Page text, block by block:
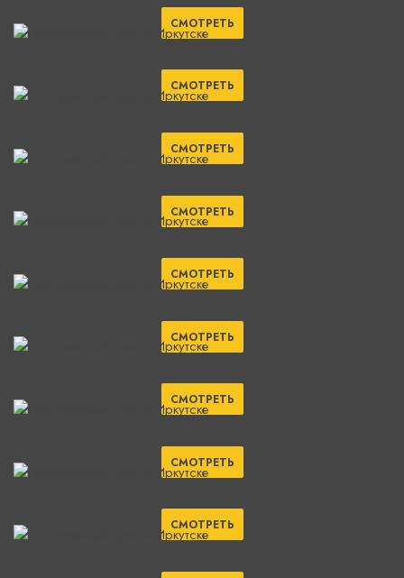
СМОТРЕТЬ
СМОТРЕТЬ
СМОТРЕТЬ
СМОТРЕТЬ
СМОТРЕТЬ
СМОТРЕТЬ
СМОТРЕТЬ
СМОТРЕТЬ
СМОТРЕТЬ